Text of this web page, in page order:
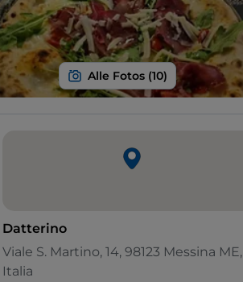
Datterino
Viale S. Martino, 14, 98123 Messina ME,
Italia